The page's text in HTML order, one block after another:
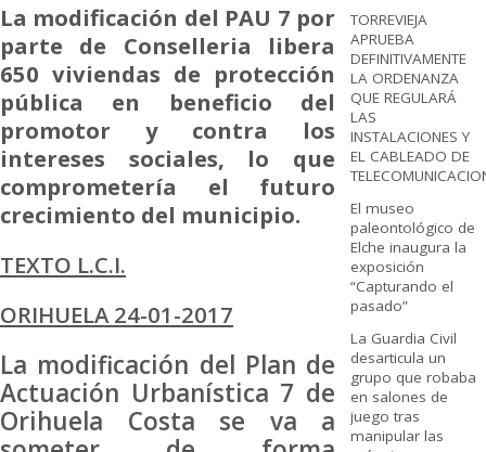
La modificación del PAU 7 por
parte de Conselleria libera
650 viviendas de protección
pública en beneficio del
promotor y contra los
intereses sociales, lo que
comprometería el futuro
crecimiento del municipio.
TEXTO L.C.I.
ORIHUELA 24-01-2017
La modificación del Plan de
Actuación Urbanística 7 de
Orihuela Costa se va a
TORREVIEJA
APRUEBA
DEFINITIVAMENTE
LA ORDENANZA
QUE REGULARÁ
LAS
INSTALACIONES Y
EL CABLEADO DE
El museo
paleontológico de
Elche inaugura la
exposición
“Capturando el
pasado”
La Guardia Civil
desarticula un
grupo que robaba
en salones de
juego tras
manipular las